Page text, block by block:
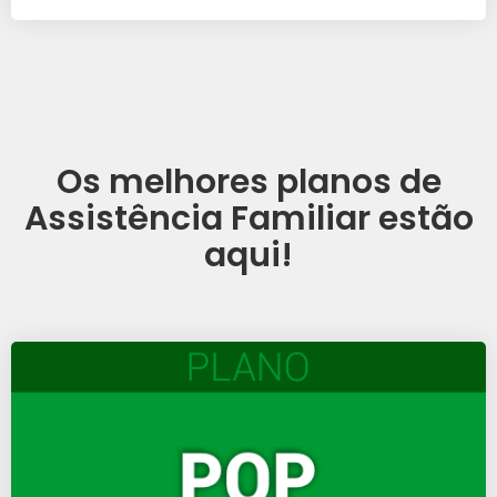
Os melhores planos de
Assistência Familiar estão
aqui!